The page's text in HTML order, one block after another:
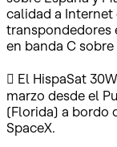
calidad a Internet
transpondedores
en banda C sobre
 El HispaSat
marzo desde el
(Florida) a bordo
SpaceX.